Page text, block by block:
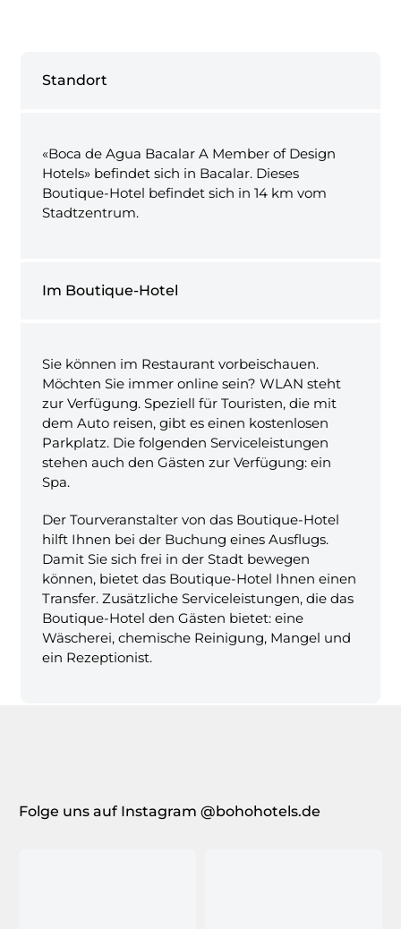
Standort
«Boca de Agua Bacalar A Member of Design
Hotels» befindet sich in Bacalar. Dieses
Boutique-Hotel befindet sich in 14 km vom
Stadtzentrum.
Im Boutique-Hotel
Sie können im Restaurant vorbeischauen.
Möchten Sie immer online sein? WLAN steht
zur Verfügung. Speziell für Touristen, die mit
dem Auto reisen, gibt es einen kostenlosen
Parkplatz. Die folgenden Serviceleistungen
stehen auch den Gästen zur Verfügung: ein
Spa.
Der Tourveranstalter von das Boutique-Hotel
hilft Ihnen bei der Buchung eines Ausflugs.
Damit Sie sich frei in der Stadt bewegen
können, bietet das Boutique-Hotel Ihnen einen
Transfer. Zusätzliche Serviceleistungen, die das
Boutique-Hotel den Gästen bietet: eine
Wäscherei, chemische Reinigung, Mangel und
ein Rezeptionist.
Folge uns auf Instagram @bohohotels.de